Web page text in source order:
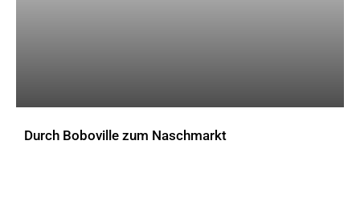
Durch Boboville zum Naschmarkt